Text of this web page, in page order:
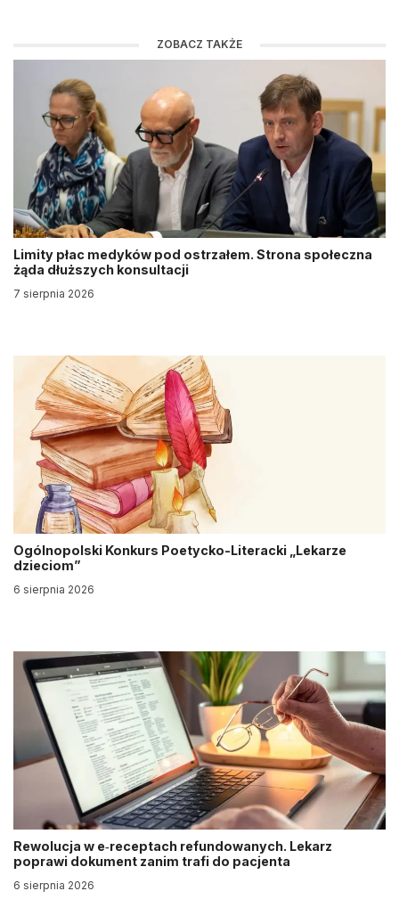
ZOBACZ TAKŻE
Limity płac medyków pod ostrzałem. Strona społeczna
żąda dłuższych konsultacji
7 sierpnia 2026
Ogólnopolski Konkurs Poetycko-Literacki „Lekarze
dzieciom”
6 sierpnia 2026
Rewolucja w e‑receptach refundowanych. Lekarz
poprawi dokument zanim trafi do pacjenta
6 sierpnia 2026